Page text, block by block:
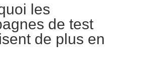
les
de test
de plus en